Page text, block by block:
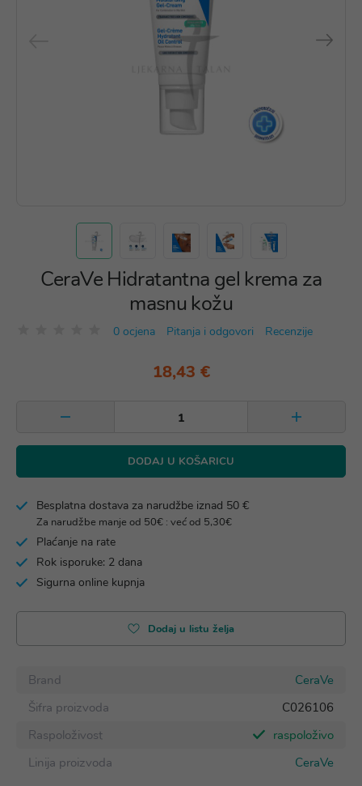
CeraVe Hidratantna gel krema za
masnu kožu
0 ocjena Pitanja i odgovori Recenzije
18,43 €
DODAJ U KOŠARICU
Besplatna dostava za narudžbe iznad 50 €
Za narudžbe manje od 50€ : već od 5,30€
Plaćanje na rate
Rok isporuke: 2 dana
Sigurna online kupnja
Dodaj u listu želja
Brand
CeraVe
Šifra proizvoda
C026106
Raspoloživost
raspoloživo
Linija proizvoda
CeraVe